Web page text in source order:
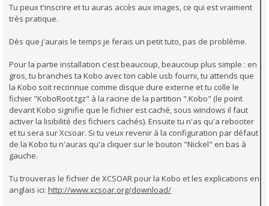
Tu peux t'inscrire et tu auras accès aux images, ce qui est vraiment
très pratique.
Dès que j'aurais le temps je ferais un petit tuto, pas de problème.
Pour la partie installation c'est beaucoup, beaucoup plus simple : en
gros, tu branches ta Kobo avec ton cable usb fourni, tu attends que
la Kobo soit reconnue comme disque dure externe et tu colle le
fichier "KoboRoot.tgz" à la racine de la partition ".Kobo" (le point
devant Kobo signifie que le fichier est caché, sous windows il faut
activer la lisibilité des fichiers cachés). Ensuite tu n'as qu'a rebooter
et tu sera sur Xcsoar. Si tu veux revenir à la configuration par défaut
de la Kobo tu n'auras qu'a cliquer sur le bouton "Nickel" en bas à
gauche.
Tu trouveras le fichier de XCSOAR pour la Kobo et les explications en
anglais ici: http://www.xcsoar.org/download/